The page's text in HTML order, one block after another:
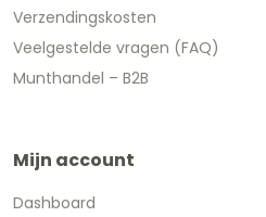
Verzendingskosten
Veelgestelde vragen (FAQ)
Munthandel – B2B
Mijn account
Dashboard